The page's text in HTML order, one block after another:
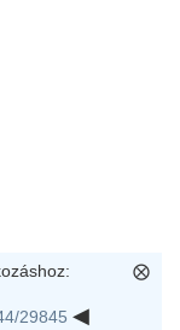
29845